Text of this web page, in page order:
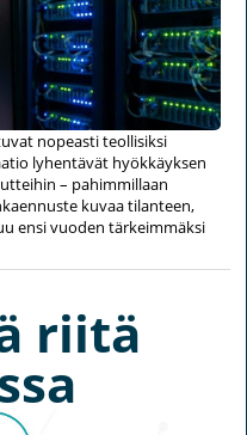
nopeasti teollisiksi
lyhentävät hyökkäyksen
– pahimmillaan
kuvaa tilanteen,
ensi vuoden tärkeimmäksi
riitä